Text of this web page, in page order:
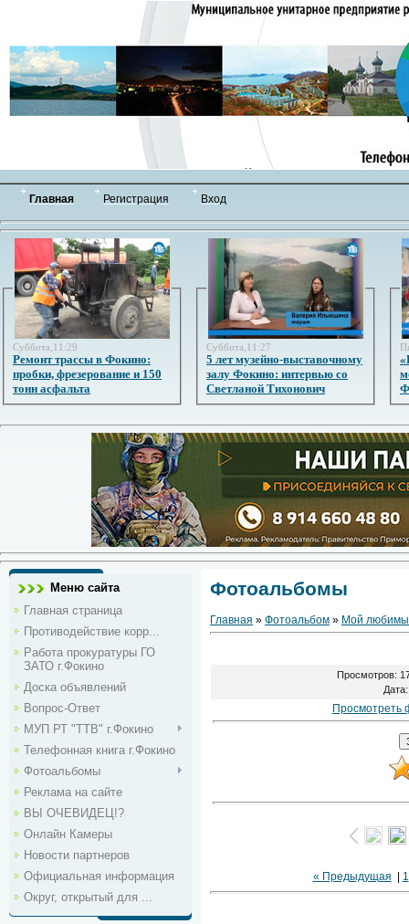
Главная Регистрация Вход
Суббота,11:29
Ремонт трассы в Фокино:
пробки, фрезерование и 150
тонн асфальта
Суббота,11:27
5 лет музейно-выставочному
залу Фокино: интервью со
Светланой Тихонович
Меню сайта
Главная страница
Противодействие корр...
Работа прокуратуры ГО
ЗАТО г.Фокино
Доска объявлений
Вопрос-Ответ
МУП РТ "ТТВ" г.Фокино
Телефонная книга г.Фокино
Фотоальбомы
Реклама на сайте
ВЫ ОЧЕВИДЕЦ!?
Онлайн Камеры
Новости партнеров
Официальная информация
Округ, открытый для ...
Фотоальбомы
Главная » Фотоальбом » Мой
Просмотров:
Дата
Просмотреть
« Предыдущая 1